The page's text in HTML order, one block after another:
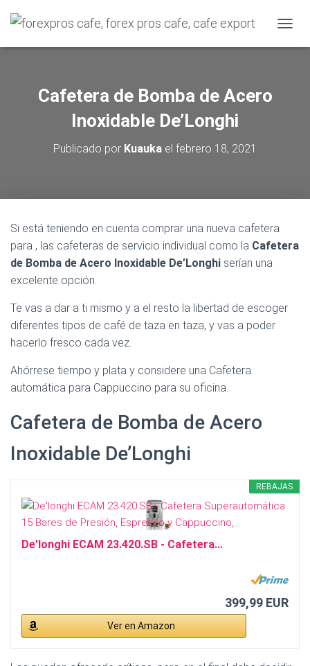
A
E
Ó
Cafetera de Bomba de Acero
Inoxidable De’Longhi
Publicado por Kuauka el febrero 18, 2021
Si está teniendo en cuenta comprar una nueva cafetera
para , las cafeteras de servicio individual como la Cafetera
de Bomba de Acero Inoxidable De’Longhi serían una
excelente opción.
Te vas a dar a ti mismo y a el resto la libertad de escoger
diferentes tipos de café de taza en taza, y vas a poder
hacerlo fresco cada vez.
Ahórrese tiempo y plata y considere una Cafetera
automática para Cappuccino para su oficina.
Cafetera de Bomba de Acero
Inoxidable De’Longhi
REBAJAS
De'longhi ECAM 23.420.SB - Cafetera...
399,99 EUR
Ver en Amazon